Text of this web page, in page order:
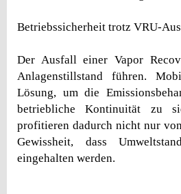
Betriebssicherheit trotz VRU-
Der Ausfall einer Vapor
Anlagenstillstand führen.
Lösung, um die
betriebliche Kontinuität zu
profitieren dadurch nicht nur
Gewissheit, dass
eingehalten werden.